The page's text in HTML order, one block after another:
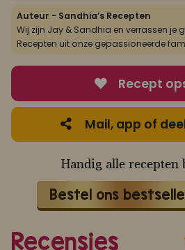
Auteur - Sandhia’s Recepten
Wij zijn Jay & Sandhia en verrassen je
Recepten uit onze gepassioneerde
Recept
Mail, app of
Handig alle recepten
Bestel ons
Recensies